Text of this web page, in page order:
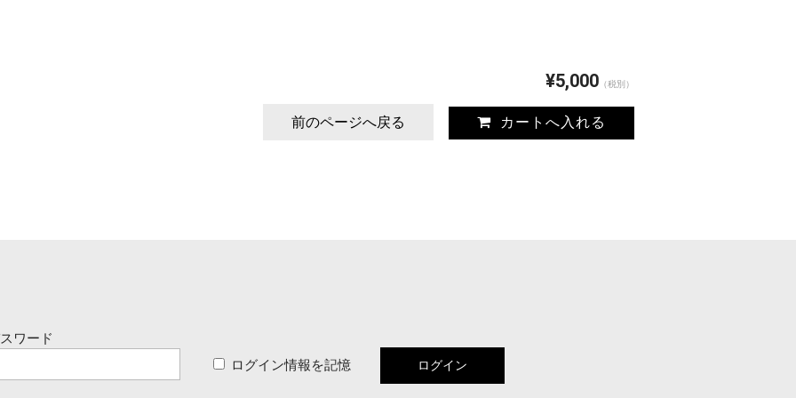
¥5,000 （税別）
前のページへ戻る
ワード
ログイン情報を記憶